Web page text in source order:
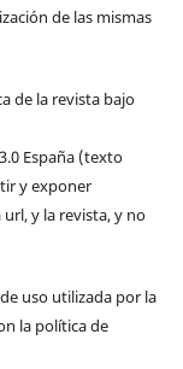
de las mismas
de la revista bajo
España (texto
y exponer
y la revista, y no
uso utilizada por la
la política de